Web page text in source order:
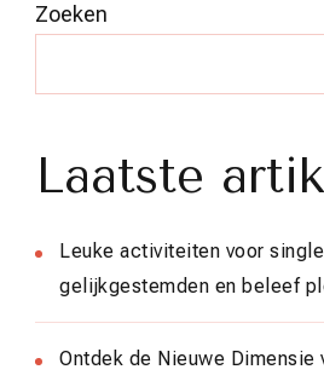
Zoeken
Laatste
Leuke activiteiten voor
gelijkgestemden en beleef
Ontdek de Nieuwe Dimensie